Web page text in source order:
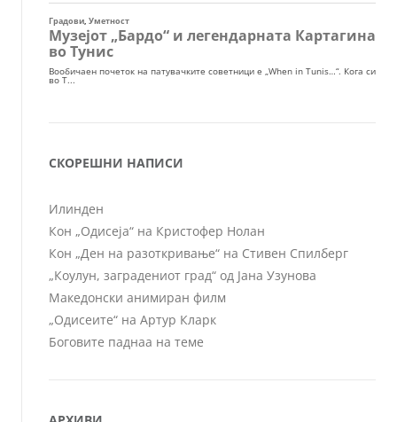
СКОРЕШНИ НАПИСИ
Илинден
Кон „Одисеја“ на Кристофер Нолан
Кон „Ден на разоткривање“ на Стивен Спилберг
„Коулун, заградениот град“ од Јана Узунова
Македонски анимиран филм
„Одисеите“ на Артур Кларк
Боговите паднаа на теме